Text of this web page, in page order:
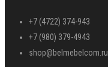
+7 (4722) 374-943
+7 (980) 379-4943
shop@belmebelcom.ru